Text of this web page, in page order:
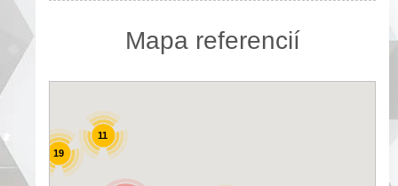
Mapa referencií
11
19